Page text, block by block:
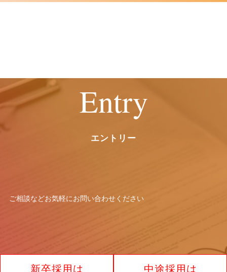
Entry
エントリー
ご相談などお気軽にお問い合わせください
新卒採用は
中途採用は